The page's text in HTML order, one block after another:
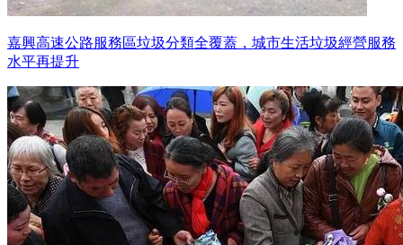
嘉興高速公路服務區垃圾分類全覆蓋，城市生活垃圾經營服務
水平再提升